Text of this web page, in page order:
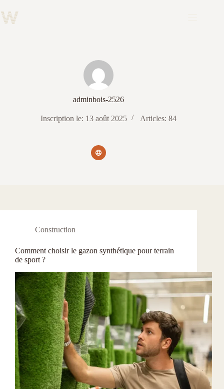
au
contenu
adminbois-2526
Inscription le: 13 août 2025 Articles: 84
Construction
Comment choisir le gazon synthétique pour terrain
de sport ?